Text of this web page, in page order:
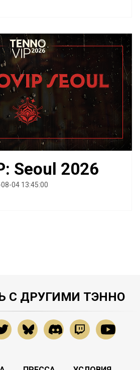
Seoul 2026
04 13:45:00
С ДРУГИМИ ТЭННО